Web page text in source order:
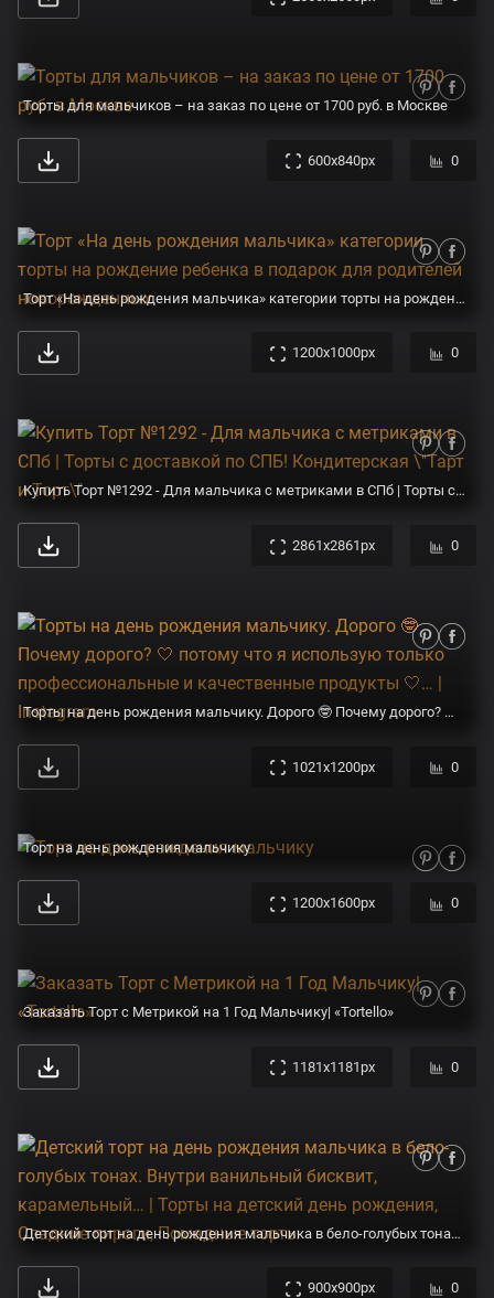
Торты для мальчиков – на заказ по цене от 1700 руб. в Москве
600x840px 0
Торт «На день рождения мальчика» категории торты на рождение ребенка в подарок для родителей новорожденных
1200x1000px 0
Купить Торт №1292 - Для мальчика с метриками в СПб | Торты с доставкой по СПБ! Кондитерская \"Тарт и Торт\"
2861x2861px 0
Торты на день рождения мальчику. Дорого 🤓 Почему дорого? 🤍 потому что я использую только профессиональные и качественные продукты 🤍… | Instagram
1021x1200px 0
Торт на день рождения мальчику
1200x1600px 0
Заказать Торт с Метрикой на 1 Год Мальчику| «Tortello»
1181x1181px 0
Детский торт на день рождения мальчика в бело-голубых тонах. Внутри ванильный бисквит, карамельный… | Торты на детский день рождения, Сладкие пироги, Помадные торты
900x900px 0